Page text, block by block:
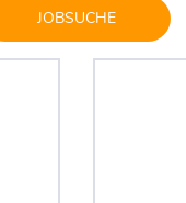
JOBSUCHE